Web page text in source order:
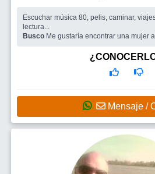
Escuchar música 80, pelis, caminar,
lectura...
Busco Me gustaría encontrar una mujer
Mensaje /